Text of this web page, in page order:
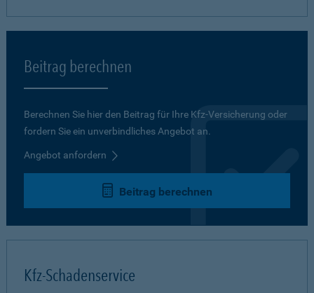
Beitrag berechnen
Berechnen Sie hier den Beitrag für Ihre Kfz-Versicherung oder
fordern Sie ein unverbindliches Angebot an.
Angebot anfordern
Beitrag berechnen
Kfz-Schadenservice